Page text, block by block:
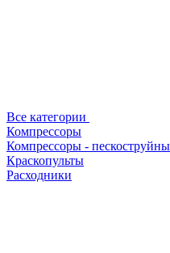
Все категории
Компрессоры
Компрессоры -
Краскопульты
Расходники